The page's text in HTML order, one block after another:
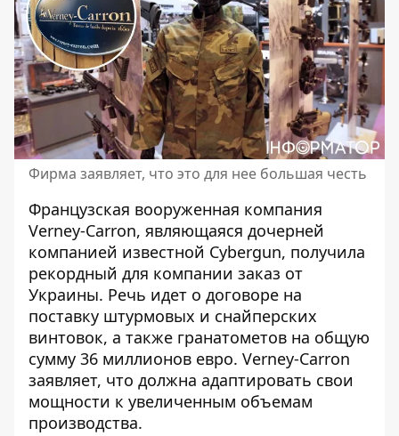
Фирма заявляет, что это для нее большая честь
Французская вооруженная компания
Verney-Carron, являющаяся дочерней
компанией известной Cybergun, получила
рекордный для компании заказ от
Украины. Речь идет о договоре на
поставку штурмовых и снайперских
винтовок, а также гранатометов на общую
сумму 36 миллионов евро. Verney-Carron
заявляет, что должна адаптировать свои
мощности к увеличенным объемам
производства.